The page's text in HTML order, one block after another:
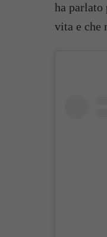
ha parlato
vita e che